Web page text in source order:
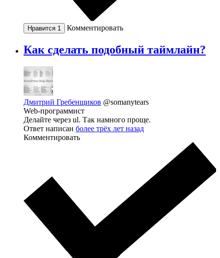
Нравится 1 Комментировать
Как сделать подобный таймлайн?
Дмитрий Гребенщиков @somanytears
Web-программист
Делайте через ul. Так намного проще.
Ответ написан более трёх лет назад
Комментировать